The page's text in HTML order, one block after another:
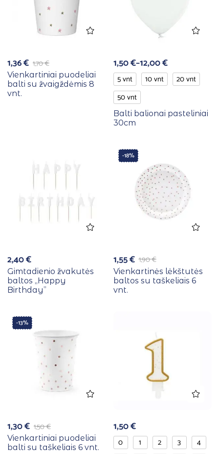
1,70€
1,36€
Vienkartiniai puodeliai
balti su žvaigždėmis 8
vnt.
1,50€–12,00€
5 vnt 10 vnt
20 vnt
50 vnt
Balti balionai pasteliniai
30cm
2,40€
Gimtadienio žvakutės
baltos ,,Happy
Birthday”
-18%
1,90€
1,55€
Vienkartinės lėkštutės
baltos su taškeliais 6
vnt.
-13%
1,50€
1,30€
Vienkartiniai puodeliai
balti su taškeliais 6 vnt.
1,50€
0 1 2 3
4